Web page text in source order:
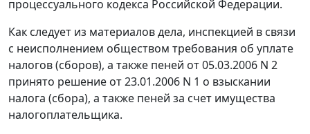
процессуального кодекса Российской Федерации.
Как следует из материалов дела, инспекцией в связи
с неисполнением обществом требования об уплате
налогов (сборов), а также пеней от 05.03.2006 N 2
принято решение от 23.01.2006 N 1 о взыскании
налога (сбора), а также пеней за счет имущества
налогоплательщика.